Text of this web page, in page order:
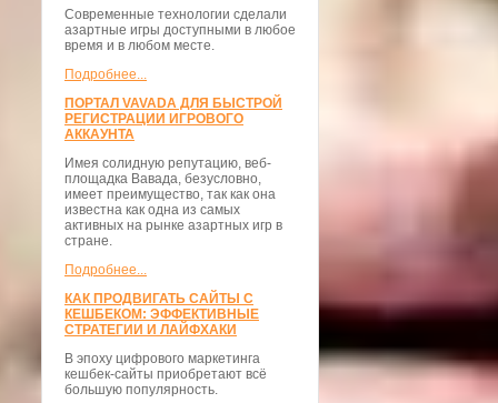
Современные технологии сделали
азартные игры доступными в любое
время и в любом месте.
Подробнее...
ПОРТАЛ VAVADA ДЛЯ БЫСТРОЙ
РЕГИСТРАЦИИ ИГРОВОГО
АККАУНТА
Имея солидную репутацию, веб-
площадка Вавада, безусловно,
имеет преимущество, так как она
известна как одна из самых
активных на рынке азартных игр в
стране.
Подробнее...
КАК ПРОДВИГАТЬ САЙТЫ С
КЕШБЕКОМ: ЭФФЕКТИВНЫЕ
СТРАТЕГИИ И ЛАЙФХАКИ
В эпоху цифрового маркетинга
кешбек-сайты приобретают всё
большую популярность.